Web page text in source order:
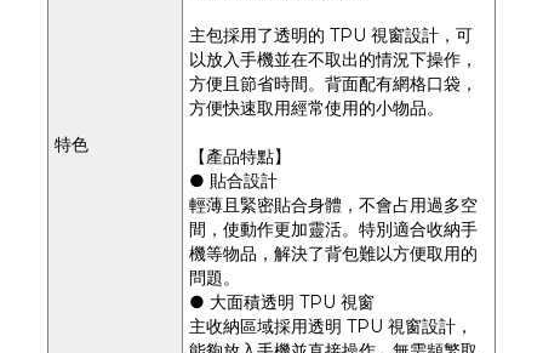
特色
主包採用了透明的 TPU 視窗設計，可
以放入手機並在不取出的情況下操作，
方便且節省時間。背面配有網格口袋，
方便快速取用經常使用的小物品。
【產品特點】
● 貼合設計
輕薄且緊密貼合身體，不會占用過多空
間，使動作更加靈活。特別適合收納手
機等物品，解決了背包難以方便取用的
問題。
● 大面積透明 TPU 視窗
主收納區域採用透明 TPU 視窗設計，